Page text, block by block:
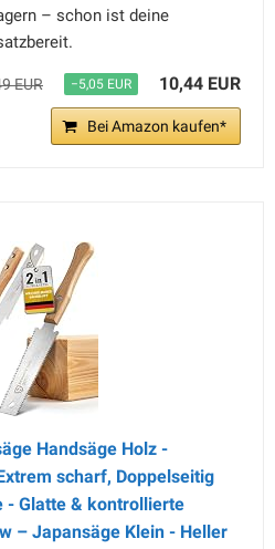
– schon ist deine
EUR −5,05 EUR 10,44 EUR
Bei Amazon kaufen*
Handsäge Holz -
scharf, Doppelseitig
- Glatte & kontrollierte
– Japansäge Klein - Heller